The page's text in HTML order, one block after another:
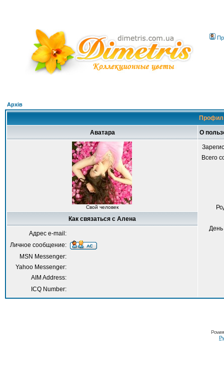
Архів
Аватара О
Свой человек
Всего
Как связаться с Алена
Адрес e-mail:
Личное сообщение:
MSN Messenger:
Yahoo Messenger:
AIM Address:
ICQ Number: